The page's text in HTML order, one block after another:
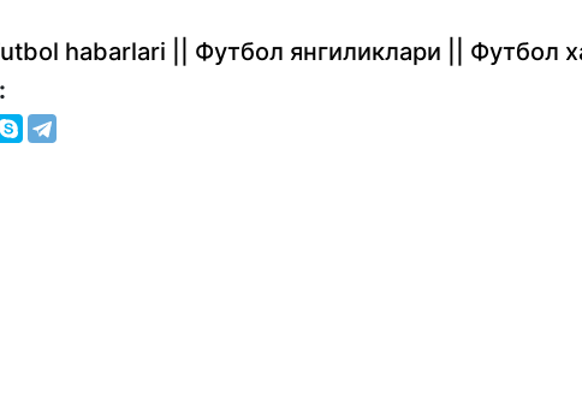
habarlari || Футбол янгиликлари || Футбол